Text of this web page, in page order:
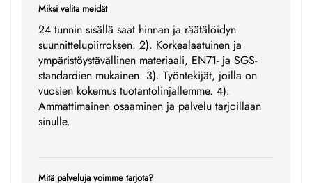
Miksi valita meidät
24 tunnin sisällä saat hinnan ja räätälöidyn
suunnittelupiirroksen. 2). Korkealaatuinen ja
ympäristöystävällinen materiaali, EN71- ja SGS-
standardien mukainen. 3). Työntekijät, joilla on
vuosien kokemus tuotantolinjallemme. 4).
Ammattimainen osaaminen ja palvelu tarjoillaan
sinulle.
Mitä palveluja voimme tarjota?